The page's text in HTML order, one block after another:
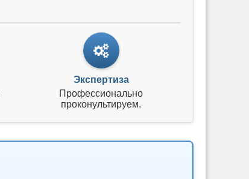
Экспертиза
Профессионально
проконультируем.